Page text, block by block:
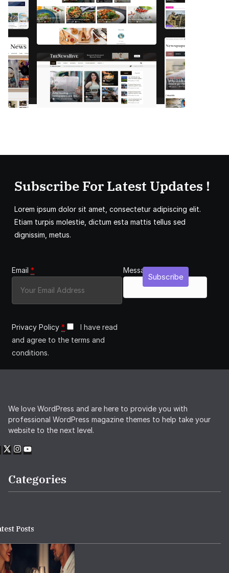
Subscribe For Latest Updates !
Lorem ipsum dolor sit amet, consectetur adipiscing elit.
Etiam turpis molestie, dictum esta mattis tellus sed
dignissim, metus.
Email *
Privacy Policy *
I have read
and agree to the terms and
conditions.
Message
Subscribe
We love WordPress and are here to provide you with
professional WordPress magazine themes to help take your
website to the next level.
Categories
Posts